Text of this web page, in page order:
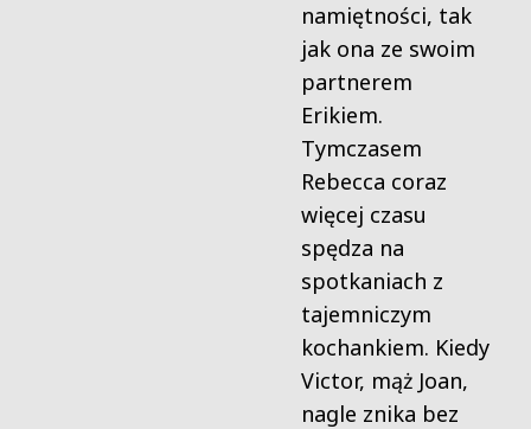
namiętności, tak
jak ona ze swoim
partnerem
Erikiem.
Tymczasem
Rebecca coraz
więcej czasu
spędza na
spotkaniach z
tajemniczym
kochankiem. Kiedy
Victor, mąż Joan,
nagle znika bez